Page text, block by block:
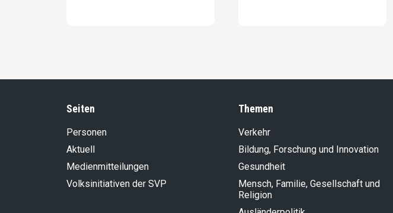
Seiten
Personen
Aktuell
Medienmitteilungen
Volksinitiativen der SVP
Themen
Verkehr
Bildung, Forschung und Innovation
Gesundheit
Mensch, Familie, Gesellschaft und
Religion